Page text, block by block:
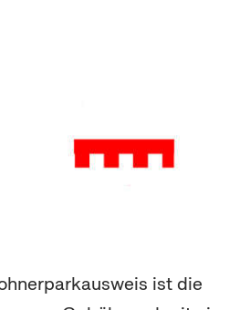
ist die